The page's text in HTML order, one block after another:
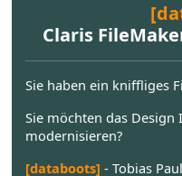
Claris
Sie haben ein kniffliges
Sie möchten das
modernisieren?
[databoots] - Tobias